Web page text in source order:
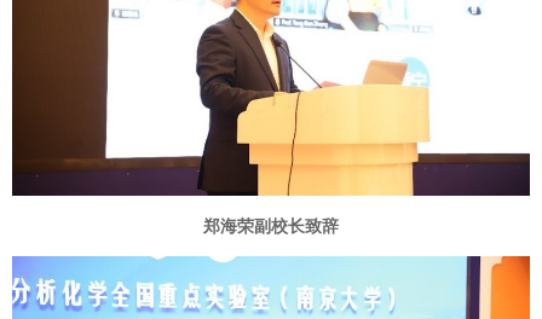
郑海荣副校长致辞